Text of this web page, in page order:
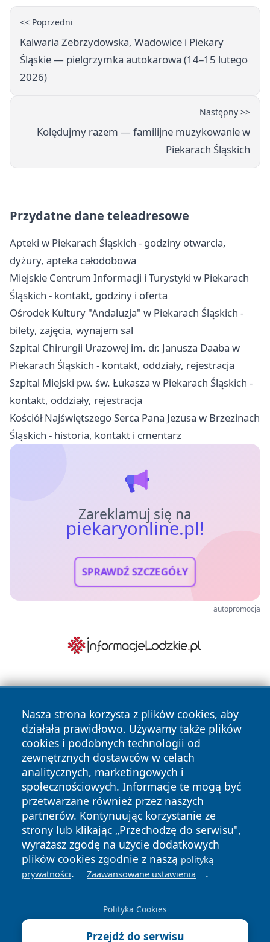
<< Poprzedni
Kalwaria Zebrzydowska, Wadowice i Piekary
Śląskie — pielgrzymka autokarowa (14–15 lutego
2026)
Następny >>
Kolędujmy razem — familijne muzykowanie w
Piekarach Śląskich
Przydatne dane teleadresowe
Apteki w Piekarach Śląskich - godziny otwarcia,
dyżury, apteka całodobowa
Miejskie Centrum Informacji i Turystyki w Piekarach
Śląskich - kontakt, godziny i oferta
Ośrodek Kultury "Andaluzja" w Piekarach Śląskich -
bilety, zajęcia, wynajem sal
Szpital Chirurgii Urazowej im. dr. Janusza Daaba w
Piekarach Śląskich - kontakt, oddziały, rejestracja
Szpital Miejski pw. św. Łukasza w Piekarach Śląskich -
kontakt, oddziały, rejestracja
Kościół Najświętszego Serca Pana Jezusa w Brzezinach
Śląskich - historia, kontakt i cmentarz
Zareklamuj się na
piekaryonline.pl!
SPRAWDŹ SZCZEGÓŁY
autopromocja
Nasza strona korzysta z plików cookies, aby
działała prawidłowo. Używamy także plików
cookies i podobnych technologii od
zewnętrznych dostawców w celach
analitycznych, marketingowych i
społecznościowych. Informacje te mogą być
przetwarzane również przez naszych
partnerów. Kontynuując korzystanie ze
strony lub klikając „Przechodzę do serwisu",
wyrażasz zgodę na użycie dodatkowych
plików cookies zgodnie z naszą polityką
prywatności. Zaawansowane ustawienia .
Polityka Cookies
Przejdź do serwisu
Copyright © 2026 piekaryonline.pl Wszystkie prawa
zastrzeżone.
News Autorzy
Polityka
Prywatności
Polityka
Cookies